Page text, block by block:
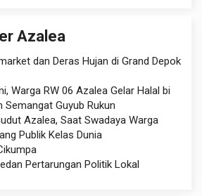
Azalea
dan Deras Hujan di Grand Depok
Warga RW 06 Azalea Gelar Halal bi
Semangat Guyub Rukun
Azalea, Saat Swadaya Warga
Publik Kelas Dunia
Pertarungan Politik Lokal